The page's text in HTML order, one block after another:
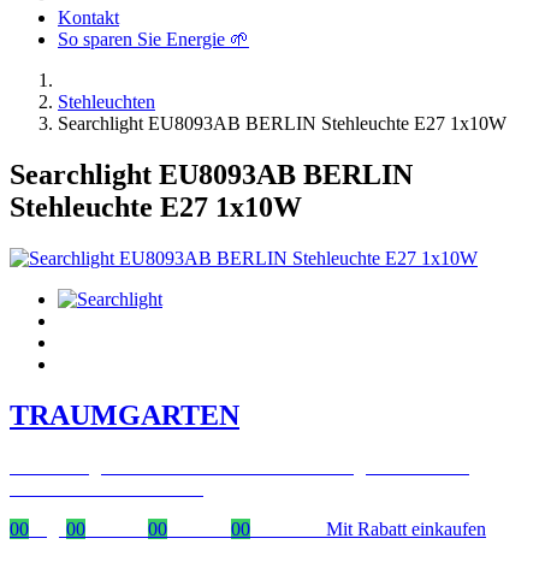
Kontakt
So sparen Sie Energie 🌱
Stehleuchten
Searchlight EU8093AB BERLIN Stehleuchte E27 1x10W
Searchlight EU8093AB BERLIN
Stehleuchte E27 1x10W
TRAUMGARTEN
00
00 00 00 Mit Rabatt einkaufen